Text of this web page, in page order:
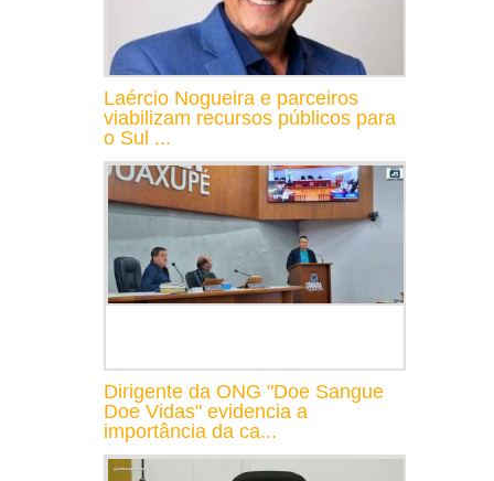
Laércio Nogueira e parceiros
viabilizam recursos públicos para
o Sul ...
Dirigente da ONG "Doe Sangue
Doe Vidas" evidencia a
importância da ca...